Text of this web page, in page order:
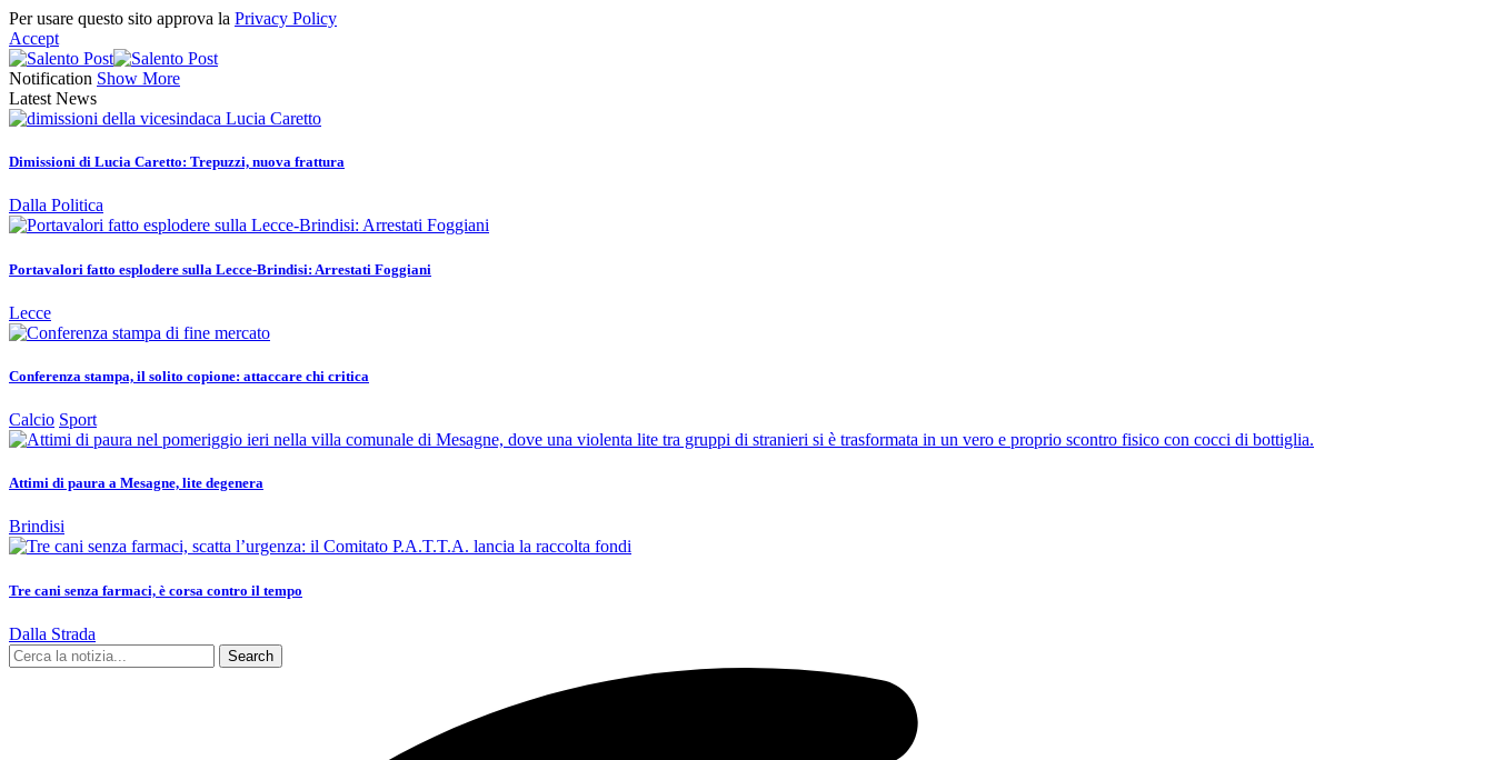
Per usare questo sito approva la Privacy Policy
Accept
Notification Show More
Latest News
Dimissioni di Lucia Caretto: Trepuzzi, nuova frattura
Dalla Politica
Portavalori fatto esplodere sulla Lecce-Brindisi: Arrestati Foggiani
Lecce
Conferenza stampa, il solito copione: attaccare chi critica
Calcio Sport
Attimi di paura a Mesagne, lite degenera
Brindisi
Tre cani senza farmaci, è corsa contro il tempo
Dalla Strada